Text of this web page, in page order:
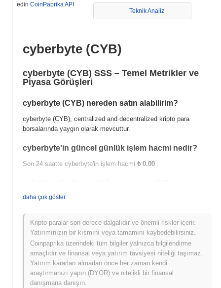
edin CoinPaprika API
Teknik Analiz
cyberbyte (CYB)
cyberbyte (CYB) SSS – Temel Metrikler ve
Piyasa Görüşleri
cyberbyte (CYB) nereden satın alabilirim?
cyberbyte (CYB), centralized and decentralized kripto para
borsalarında yaygın olarak mevcuttur.
cyberbyte'in güncel günlük işlem hacmi nedir?
Son 24 saatte cyberbyte'in işlem hacmi ₺ 0.00 .
Tüm Zamanların En Yüksek Değeri (ATH):
cyberbyte şu anda ATH'sinin ~8.39% altında işlem görüyor .
cyberbyte, daha geniş kripto piyasasıyla
karşılaştırıldığında nasıl performans gösteriyor?
Son 7 günde cyberbyte0.00%kazandı, genel kripto piyasasından
0.77%kazanç kaydeden daha düşük performans gösterdi. Bu,
daha çok göster
Kripto paralar son derece dalgalıdır ve önemli riskler içerir.
Yatırımınızın bir kısmını veya tamamını kaybedebilirsiniz.
Coinpaprika üzerindeki tüm bilgiler yalnızca bilgilendirme
amaçlıdır ve finansal veya yatırım tavsiyesi niteliği taşımaz.
Yatırım kararları almadan önce her zaman kendi
araştırmanızı yapın (DYOR) ve nitelikli bir finansal
danışmana danışın.